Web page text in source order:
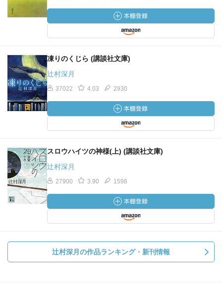
凍りのくじら (講談社文庫)
辻村深月
37022 4.03 2930
スロウハイツの神様(上) (講談社文庫)
辻村深月
27900 3.90 1598
辻村深月の作品ランキング・新刊情報